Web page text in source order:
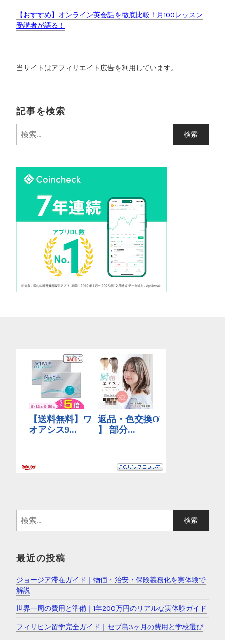
”
【おすすめ】オンライン英会話を徹底比較！月100レッスン
受講者が語る！
当サイトはアフィリエイト広告を利用しています。
記事を検索
検
索
検
索
最近の投稿
ジョージア滞在ガイド｜物価・治安・保険義務化を実体験で
解説
世界一周の費用と準備｜1年200万円のリアルな実体験ガイド
フィリピン留学完全ガイド｜セブ島3ヶ月の費用と学校選び